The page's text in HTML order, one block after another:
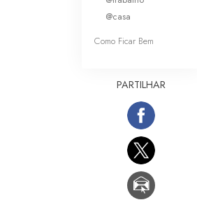
@casa
Como Ficar Bem
PARTILHAR